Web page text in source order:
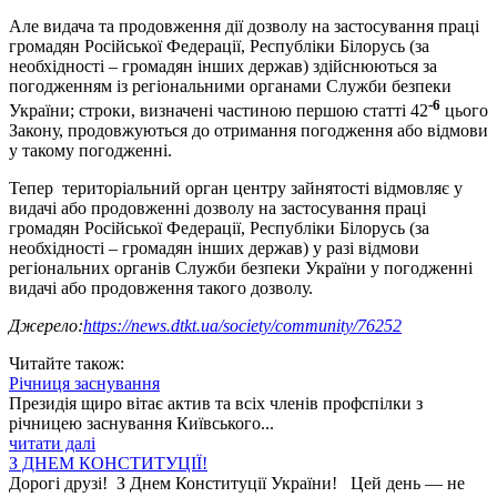
Але видача та продовження дії дозволу на застосування праці
громадян Російської Федерації, Республіки Білорусь (за
необхідності – громадян інших держав) здійснюються за
погодженням із регіональними органами Служби безпеки
України; строки, визначені частиною першою статті 42-6 цього
Закону, продовжуються до отримання погодження або відмови
у такому погодженні.
Тепер територіальний орган центру зайнятості відмовляє у
видачі або продовженні дозволу на застосування праці
громадян Російської Федерації, Республіки Білорусь (за
необхідності – громадян інших держав) у разі відмови
регіональних органів Служби безпеки України у погодженні
видачі або продовження такого дозволу.
Джерело:https://news.dtkt.ua/society/community/76252
Читайте також:
Річниця заснування
Президія щиро вітає актив та всіх членів профспілки з
річницею заснування Київського...
читати далі
З ДНЕМ КОНСТИТУЦІЇ!
Дорогі друзі! З Днем Конституції України! Цей день — не